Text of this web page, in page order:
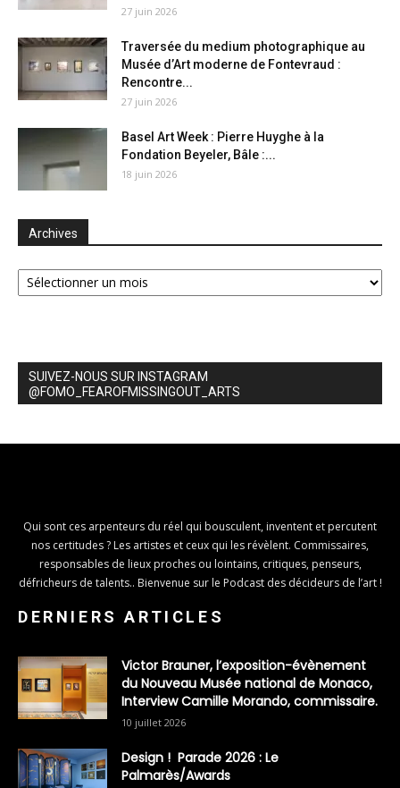
27 juin 2026
Traversée du medium photographique au
Musée d’Art moderne de Fontevraud :
Rencontre...
27 juin 2026
Basel Art Week : Pierre Huyghe à la
Fondation Beyeler, Bâle :...
18 juin 2026
Archives
Archives
SUIVEZ-NOUS SUR INSTAGRAM
@FOMO_FEAROFMISSINGOUT_ARTS
Qui sont ces arpenteurs du réel qui bousculent, inventent et percutent
nos certitudes ? Les artistes et ceux qui les révèlent. Commissaires,
responsables de lieux proches ou lointains, critiques, penseurs,
défricheurs de talents.. Bienvenue sur le Podcast des décideurs de l’art !
DERNIERS ARTICLES
Victor Brauner, l’exposition-évènement
du Nouveau Musée national de Monaco,
Interview Camille Morando, commissaire.
10 juillet 2026
Design ! Parade 2026 : Le
Palmarès/Awards